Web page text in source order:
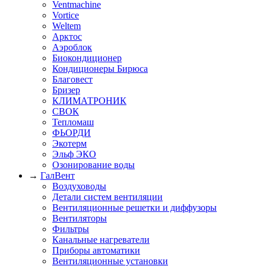
Ventmachine
Vortice
Weltem
Арктос
Аэроблок
Биокондиционер
Кондиционеры Бирюса
Благовест
Бризер
КЛИМАТРОНИК
СВОК
Тепломаш
ФЬОРДИ
Экотерм
Эльф ЭКО
Озонирование воды
→ ГалВент
Воздуховоды
Детали систем вентиляции
Вентиляционные решетки и диффузоры
Вентиляторы
Фильтры
Канальные нагреватели
Приборы автоматики
Вентиляционные установки